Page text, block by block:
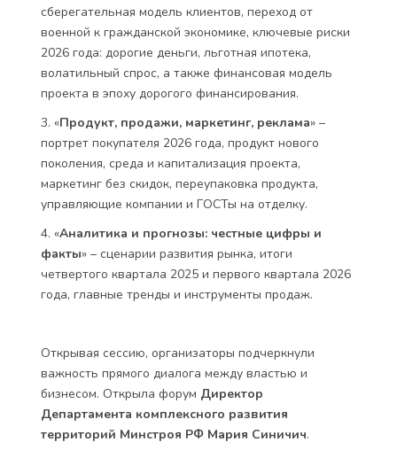
сберегательная модель клиентов, переход от
военной к гражданской экономике, ключевые риски
2026 года: дорогие деньги, льготная ипотека,
волатильный спрос, а также финансовая модель
проекта в эпоху дорогого финансирования.
3. «Продукт, продажи, маркетинг, реклама» –
портрет покупателя 2026 года, продукт нового
поколения, среда и капитализация проекта,
маркетинг без скидок, переупаковка продукта,
управляющие компании и ГОСТы на отделку.
4. «Аналитика и прогнозы: честные цифры и
факты» – сценарии развития рынка, итоги
четвертого квартала 2025 и первого квартала 2026
года, главные тренды и инструменты продаж.
Открывая сессию, организаторы подчеркнули
важность прямого диалога между властью и
бизнесом. Открыла форум Директор
Департамента комплексного развития
территорий Минстроя РФ Мария Синичич.